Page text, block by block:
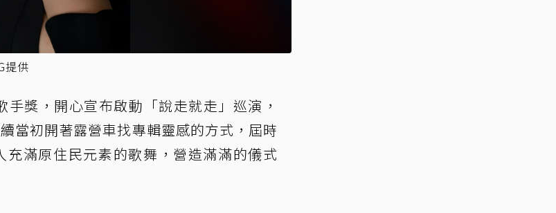
提供
手獎，開心宣布啟動「說走就走」巡演，
當初開著露營車找專輯靈感的方式，屆時
滿原住民元素的歌舞，營造滿滿的儀式